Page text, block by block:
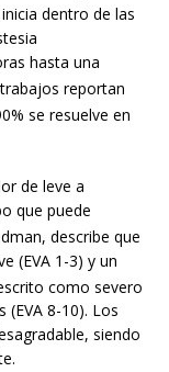
dentro de las
hasta una
reportan
se resuelve en
de leve a
que puede
describe que
(EVA 1-3) y un
como severo
8-10). Los
siendo